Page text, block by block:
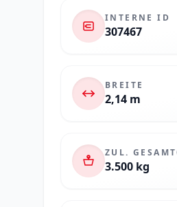
INTERNE ID
307467
BREITE
2,14 m
ZUL.
3.500 kg